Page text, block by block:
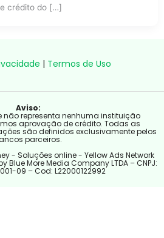
crédito do […]
| Termos de Uso
Aviso:
não representa nenhuma instituição
aprovação de crédito. Todas as
são definidos exclusivamente pelos
parceiros.
- Soluções online - Yellow Ads Network
Blue More Media Company LTDA – CNPJ:
09 – Cod: L22000122992